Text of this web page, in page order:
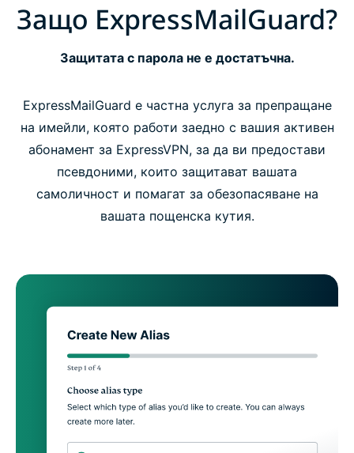
Защо ExpressMailGuard?
Защитата с парола не е достатъчна.
ExpressMailGuard е частна услуга за препращане
на имейли, която работи заедно с вашия активен
абонамент за ExpressVPN, за да ви предостави
псевдоними, които защитават вашата
самоличност и помагат за обезопасяване на
вашата пощенска кутия.